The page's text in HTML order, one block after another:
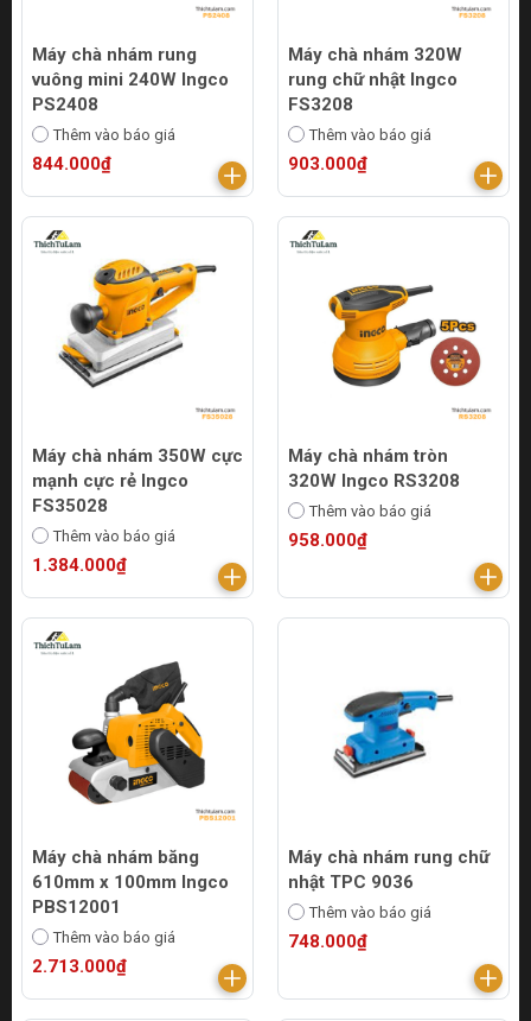
Máy chà nhám rung
vuông mini 240W Ingco
PS2408
Thêm vào báo giá
844.000₫
Máy chà nhám 320W
rung chữ nhật Ingco
FS3208
Thêm vào báo giá
903.000₫
Máy chà nhám 350W cực
mạnh cực rẻ Ingco
FS35028
Thêm vào báo giá
1.384.000₫
Máy chà nhám tròn
320W Ingco RS3208
Thêm vào báo giá
958.000₫
Máy chà nhám băng
610mm x 100mm Ingco
PBS12001
Thêm vào báo giá
2.713.000₫
Máy chà nhám rung chữ
nhật TPC 9036
Thêm vào báo giá
748.000₫